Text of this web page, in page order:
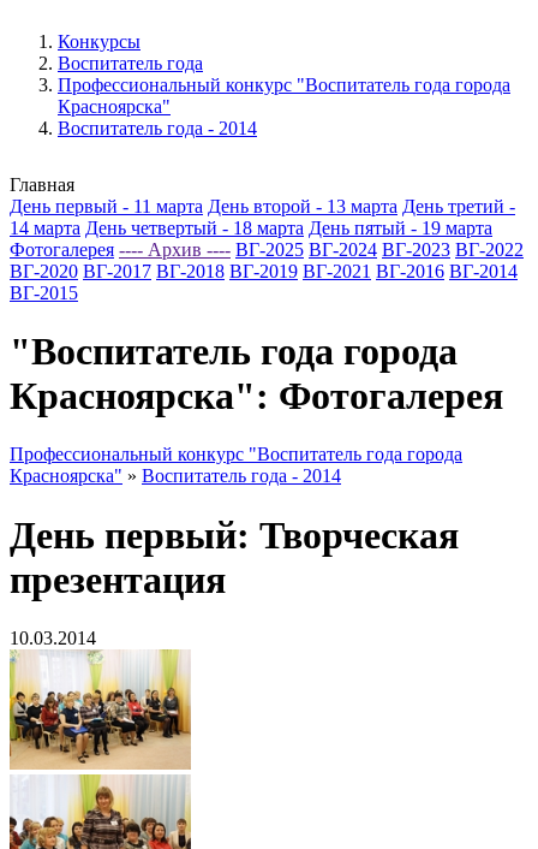
Конкурсы
Воспитатель года
Профессиональный конкурс "Воспитатель года города
Красноярска"
Воспитатель года - 2014
Главная
День первый - 11 марта День второй - 13 марта День третий -
14 марта День четвертый - 18 марта День пятый - 19 марта
Фотогалерея ---- Архив ---- ВГ-2025 ВГ-2024 ВГ-2023 ВГ-2022
ВГ-2020 ВГ-2017 ВГ-2018 ВГ-2019 ВГ-2021 ВГ-2016 ВГ-2014
ВГ-2015
"Воспитатель года города
Красноярска": Фотогалерея
Профессиональный конкурс "Воспитатель года города
Красноярска" » Воспитатель года - 2014
День первый: Творческая
презентация
10.03.2014